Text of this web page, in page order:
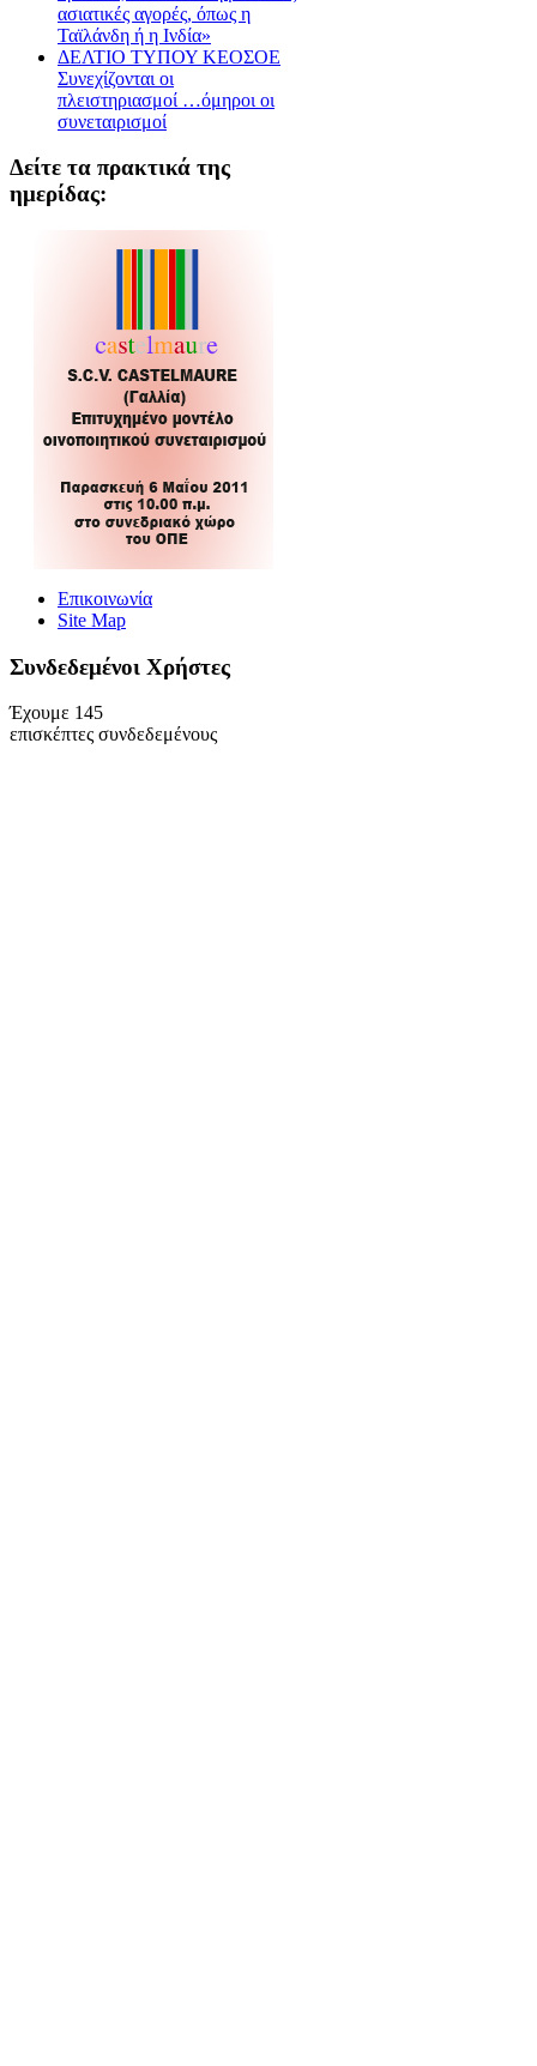
ασιατικές αγορές, όπως η
Ταϊλάνδη ή η Ινδία»
ΔΕΛΤΙΟ ΤΥΠΟΥ ΚΕΟΣΟΕ
Συνεχίζονται οι
πλειστηριασμοί …όμηροι οι
συνεταιρισμοί
Δείτε τα πρακτικά της
ημερίδας:
Επικοινωνία
Site Map
Συνδεδεμένοι Xρήστες
Έχουμε 145
επισκέπτες συνδεδεμένους